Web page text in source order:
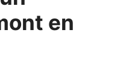
en